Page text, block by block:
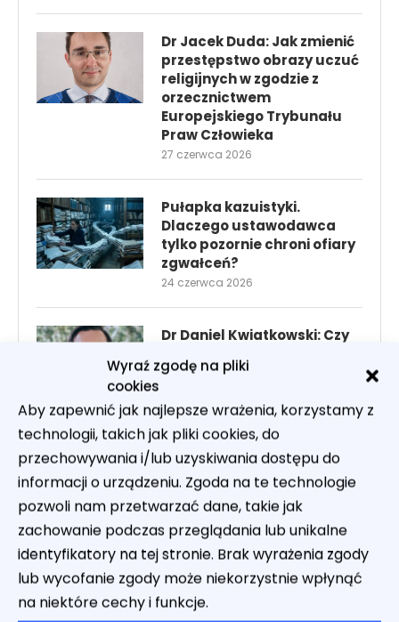
Wyraź zgodę na pliki
cookies
Aby zapewnić jak najlepsze wrażenia, korzystamy z
technologii, takich jak pliki cookies, do
przechowywania i/lub uzyskiwania dostępu do
informacji o urządzeniu. Zgoda na te technologie
pozwoli nam przetwarzać dane, takie jak
zachowanie podczas przeglądania lub unikalne
identyfikatory na tej stronie. Brak wyrażenia zgody
lub wycofanie zgody może niekorzystnie wpłynąć
na niektóre cechy i funkcje.
Dr Jacek Duda: Jak zmienić
przestępstwo obrazy uczuć
religijnych w zgodzie z
orzecznictwem
Europejskiego Trybunału
Praw Człowieka
27 czerwca 2026
Pułapka kazuistyki.
Dlaczego ustawodawca
tylko pozornie chroni ofiary
zgwałceń?
24 czerwca 2026
Dr Daniel Kwiatkowski: Czy
kary z matematyczną
22 czerwca 2026
Dr Tomasz Snarski dla
Karne24.com: Aksjologia
miłosierdzia pokazuje
zupełnie nową perspektywę
rozwoju prawa karnego
20 czerwca 2026
Sejmowy konsensus za